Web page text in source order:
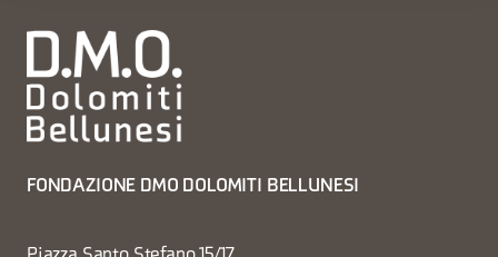
FONDAZIONE DMO DOLOMITI BELLUNESI